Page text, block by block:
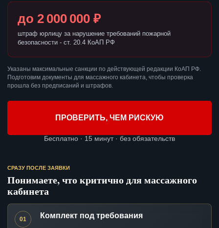
до 2 000 000 ₽
штраф юрлицу за нарушение требований пожарной
безопасности - ст. 20.4 КоАП РФ
Указаны максимальные санкции по действующей редакции КоАП РФ.
Подготовим документы для массажного кабинета, чтобы проверка
прошла без предписаний и штрафов.
ПРОВЕРИТЬ, ЧЕМ РИСКУЮ
Бесплатно · 15 минут · без обязательств
СРАЗУ ПОСЛЕ ЗАЯВКИ
Понимаете, что критично для массажного
кабинета
01 Комплект под требования